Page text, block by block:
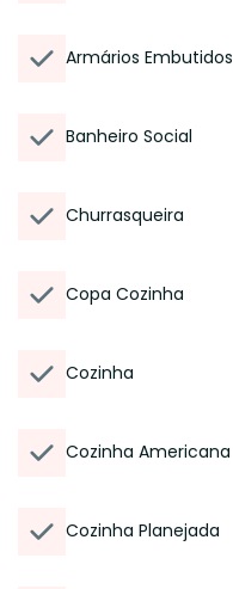
Armários Embutidos
Banheiro Social
Churrasqueira
Copa Cozinha
Cozinha
Cozinha Americana
Cozinha Planejada